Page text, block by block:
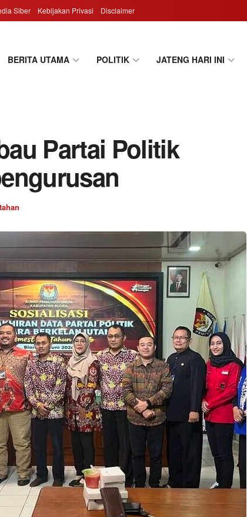
Siber Kebijakan Privasi Disclaimer
BERITA UTAMA POLITIK JATENG HARI INI
Partai Politik